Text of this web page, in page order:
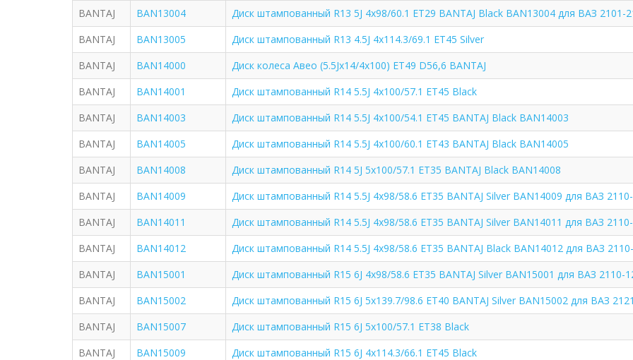
BANTAJ
BAN13004
Диск штампованный R13 5J 4x98/60.1 ET29 BANTAJ Black BAN13004 для ВАЗ 2101-
BANTAJ
BAN13005
Диск штампованный R13 4.5J 4x114.3/69.1 ET45 Silver
BANTAJ
BAN14000
Диск колеса Авео (5.5Jx14/4x100) ET49 D56,6 BANTAJ
BANTAJ
BAN14001
Диск штампованный R14 5.5J 4x100/57.1 ET45 Black
BANTAJ
BAN14003
Диск штампованный R14 5.5J 4x100/54.1 ET45 BANTAJ Black BAN14003
BANTAJ
BAN14005
Диск штампованный R14 5.5J 4x100/60.1 ET43 BANTAJ Black BAN14005
BANTAJ
BAN14008
Диск штампованный R14 5J 5x100/57.1 ET35 BANTAJ Black BAN14008
BANTAJ
BAN14009
Диск штампованный R14 5.5J 4x98/58.6 ET35 BANTAJ Silver BAN14009 для ВАЗ
BANTAJ
BAN14011
Диск штампованный R14 5.5J 4x98/58.6 ET35 BANTAJ Silver BAN14011 для ВАЗ
BANTAJ
BAN14012
Диск штампованный R14 5.5J 4x98/58.6 ET35 BANTAJ Black BAN14012 для ВАЗ
BANTAJ
BAN15001
Диск штампованный R15 6J 4x98/58.6 ET35 BANTAJ Silver BAN15001 для ВАЗ 2110-
BANTAJ
BAN15002
Диск штампованный R15 6J 5x139.7/98.6 ET40 BANTAJ Silver BAN15002 для ВАЗ
BANTAJ
BAN15007
Диск штампованный R15 6J 5x100/57.1 ET38 Black
BANTAJ
BAN15009
Диск штампованный R15 6J 4x114.3/66.1 ET45 Black